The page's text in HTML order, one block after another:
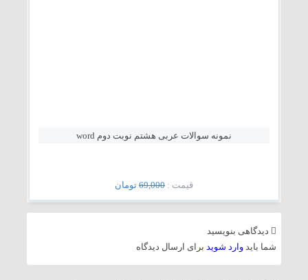
نمونه سوالات عربی هشتم نوبت دوم word
قيمت : 69,000تومان
دیدگاهی بنویسید
شما بایدوارد شوید برای ارسال دیدگاه